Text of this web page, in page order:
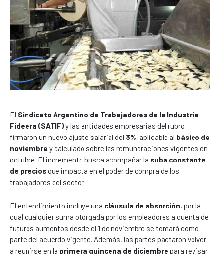
El Sindicato Argentino de Trabajadores de la Industria
Fideera (SATIF)y las entidades empresarias del rubro
firmaron un nuevo ajuste salarial del 3%, aplicable al básico de
noviembre y calculado sobre las remuneraciones vigentes en
octubre. El incremento busca acompañar la suba constante
de preciosque impacta en el poder de compra de los
trabajadores del sector.
El entendimiento incluye una cláusula de absorción, por la
cual cualquier suma otorgada por los empleadores a cuenta de
futuros aumentos desde el 1 de noviembre se tomará como
parte del acuerdo vigente. Además, las partes pactaron volver
a reunirse en la primera quincena de diciembre para revisar